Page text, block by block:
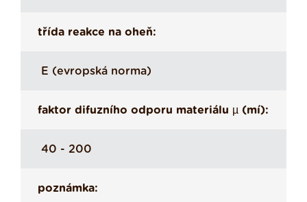
třída reakce na oheň:
E (evropská norma)
faktor difuzního odporu materiálu µ (mí):
40 - 200
poznámka: